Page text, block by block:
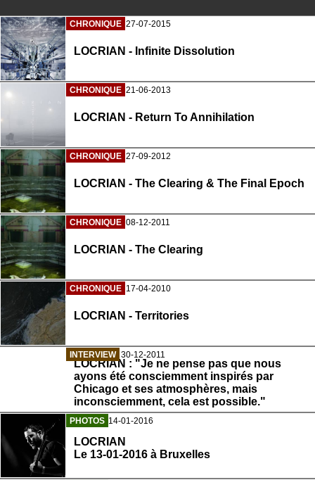
CHRONIQUE 27-07-2015
LOCRIAN - Infinite Dissolution
CHRONIQUE 21-06-2013
LOCRIAN - Return To Annihilation
CHRONIQUE 27-09-2012
LOCRIAN - The Clearing & The Final Epoch
CHRONIQUE 08-12-2011
LOCRIAN - The Clearing
CHRONIQUE 17-04-2010
LOCRIAN - Territories
INTERVIEW 30-12-2011
LOCRIAN : "Je ne pense pas que nous
ayons été consciemment inspirés par
Chicago et ses atmosphères, mais
inconsciemment, cela est possible."
PHOTOS 14-01-2016
LOCRIAN
Le 13-01-2016 à Bruxelles